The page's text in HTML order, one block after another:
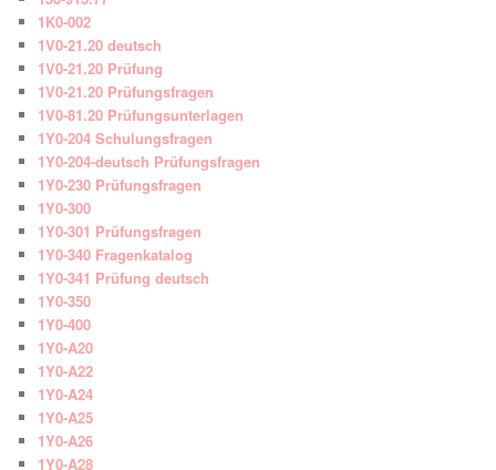
1K0-002
1V0-21.20 deutsch
1V0-21.20 Prüfung
1V0-21.20 Prüfungsfragen
1V0-81.20 Prüfungsunterlagen
1Y0-204 Schulungsfragen
1Y0-204-deutsch Prüfungsfragen
1Y0-230 Prüfungsfragen
1Y0-300
1Y0-301 Prüfungsfragen
1Y0-340 Fragenkatalog
1Y0-341 Prüfung deutsch
1Y0-350
1Y0-400
1Y0-A20
1Y0-A22
1Y0-A24
1Y0-A25
1Y0-A26
1Y0-A28